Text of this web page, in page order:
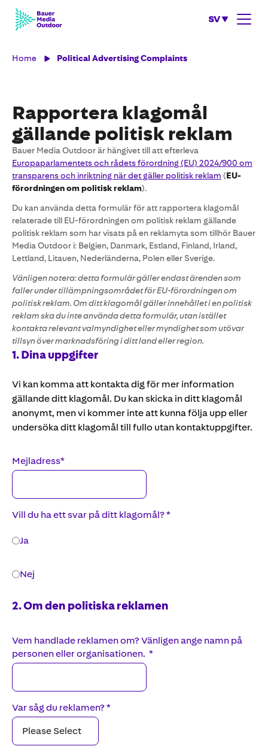
SV
Home Political Advertising Complaints
Rapportera klagomål
gällande politisk reklam
Bauer Media Outdoor är hängivet till att efterleva
Europaparlamentets och rådets förordning (EU) 2024/900 om
transparens och inriktning när det gäller politisk reklam (EU-
förordningen om politisk reklam).
Du kan använda detta formulär för att rapportera klagomål
relaterade till EU-förordningen om politisk reklam gällande
politisk reklam som har visats på en reklamyta som tillhör Bauer
Media Outdoor i: Belgien, Danmark, Estland, Finland, Irland,
Lettland, Litauen, Nederländerna, Polen eller Sverige.
Vänligen notera: detta formulär gäller endast ärenden som
faller under tillämpningsområdet för EU-förordningen om
politisk reklam. Om ditt klagomål gäller innehållet i en politisk
reklam ska du inte använda detta formulär, utan istället
kontakta relevant valmyndighet eller myndighet som utövar
tillsyn över marknadsföring i ditt land eller region.
1. Dina uppgifter
Vi kan komma att kontakta dig för mer information
gällande ditt klagomål. Du kan skicka in ditt klagomål
anonymt, men vi kommer inte att kunna följa upp eller
undersöka ditt klagomål till fullo utan kontaktuppgifter.
Mejladress*
Vill du ha ett svar på ditt klagomål?*
Ja
Nej
2. Om den politiska reklamen
Vem handlade reklamen om? Vänligen ange namn på
personen eller organisationen. *
Var såg du reklamen?*